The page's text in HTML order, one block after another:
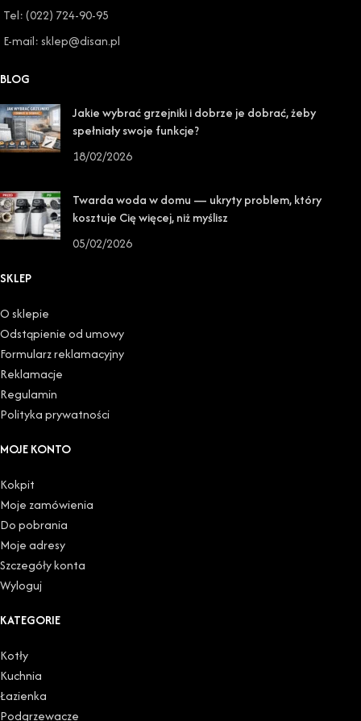
Tel: (022) 724-90-95
E-mail: sklep@disan.pl
BLOG
Jakie wybrać grzejniki i dobrze je dobrać, żeby
spełniały swoje funkcje?
18/02/2026
Twarda woda w domu — ukryty problem, który
kosztuje Cię więcej, niż myślisz
05/02/2026
SKLEP
O sklepie
Odstąpienie od umowy
Formularz reklamacyjny
Reklamacje
Regulamin
Polityka prywatności
MOJE KONTO
Kokpit
Moje zamówienia
Do pobrania
Moje adresy
Szczegóły konta
Wyloguj
KATEGORIE
Kotły
Kuchnia
Łazienka
Podgrzewacze